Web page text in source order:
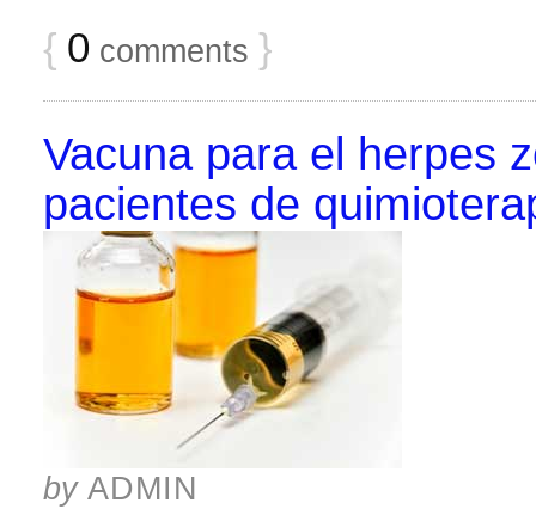
{ 0 comments }
Vacuna para el herpes
pacientes de
by ADMIN